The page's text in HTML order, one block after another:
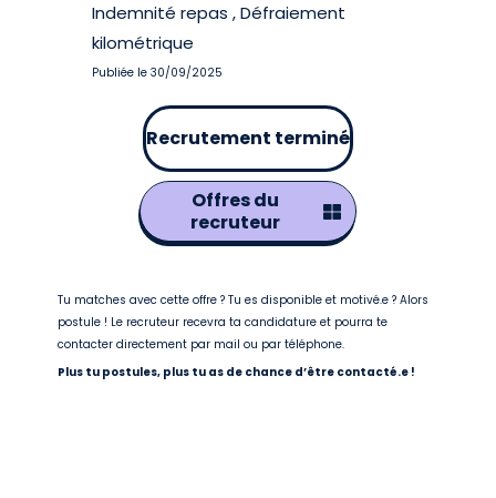
Indemnité repas , Défraiement
kilométrique
Publiée le 30/09/2025
Recrutement terminé
Offres du
recruteur
Tu matches avec cette offre ? Tu es disponible et motivé.e ? Alors
postule ! Le recruteur recevra ta candidature et pourra te
contacter directement par mail ou par téléphone.
Plus tu postules, plus tu as de chance d’être contacté.e !